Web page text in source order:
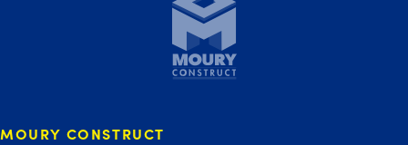
MOURY CONSTRUCT